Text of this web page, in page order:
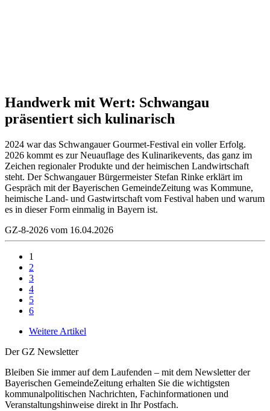
Handwerk mit Wert: Schwangau
präsentiert sich kulinarisch
2024 war das Schwangauer Gourmet-Festival ein voller Erfolg.
2026 kommt es zur Neuauflage des Kulinarikevents, das ganz im
Zeichen regionaler Produkte und der heimischen Landwirtschaft
steht. Der Schwangauer Bürgermeister Stefan Rinke erklärt im
Gespräch mit der Bayerischen GemeindeZeitung was Kommune,
heimische Land- und Gastwirtschaft vom Festival haben und warum
es in dieser Form einmalig in Bayern ist.
GZ-8-2026 vom 16.04.2026
1
2
3
4
5
6
Weitere Artikel
Der GZ Newsletter
Bleiben Sie immer auf dem Laufenden – mit dem Newsletter der
Bayerischen GemeindeZeitung erhalten Sie die wichtigsten
kommunalpolitischen Nachrichten, Fachinformationen und
Veranstaltungshinweise direkt in Ihr Postfach.